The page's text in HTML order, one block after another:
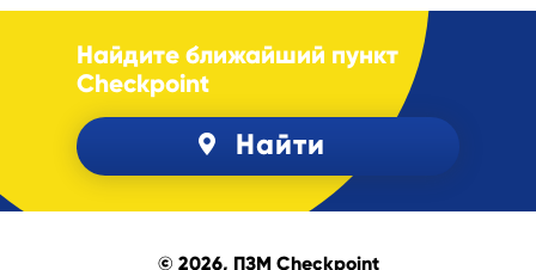
Найдите ближайший пункт
Checkpoint
Найти
© 2026, ПЗМ Checkpoint